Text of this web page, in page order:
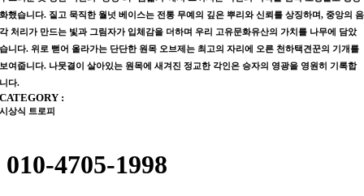
화했습니다. 짙고 묵직한 월넛 베이스는 전통 무예의 깊은 뿌리와 신뢰를 상징하며, 중앙의 음
각 처리가 만드는 빛과 그림자가 입체감을 더하며 우리 고유문화유산의 가치를 나무에 담았
습니다. 위로 뻗어 올라가는 단단한 원목 오브제는 최고의 자리에 오른 천하택견꾼의 기개를
보여줍니다. 나뭇결이 살아있는 원목에 새겨진 정교한 각인은 승자의 영광을 영원히 기록합
니다.
CATEGORY :
시상식 트로피
010-4705-1998